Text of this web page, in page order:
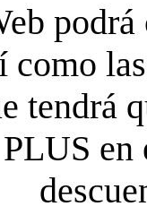
como
tendrá
en